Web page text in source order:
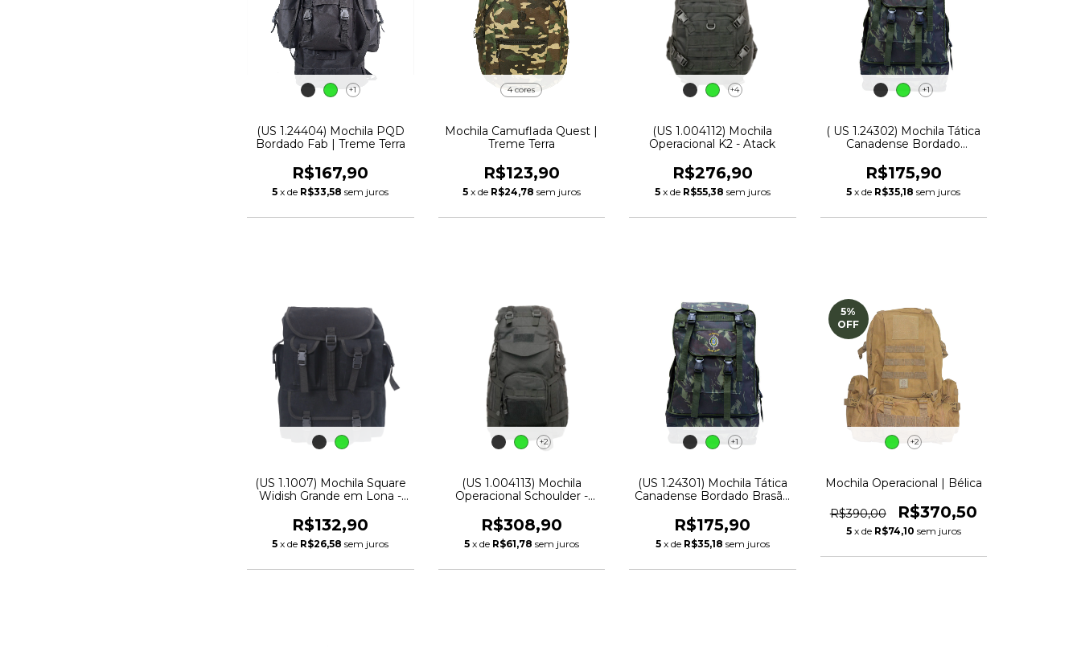
+1
(US 1.24404) Mochila PQD
Bordado Fab | Treme Terra
R$167,90
5 x de R$33,58 sem juros
4 cores
Mochila Camuflada Quest |
Treme Terra
R$123,90
5 x de R$24,78 sem juros
+4
(US 1.004112) Mochila
Operacional K2 - Atack
R$276,90
5 x de R$55,38 sem juros
+1
( US 1.24302) Mochila Tática
Canadense Bordado
R$175,90
5 x de R$35,18 sem juros
(US 1.1007) Mochila Square
Widish Grande em Lona -
R$132,90
5 x de R$26,58 sem juros
+2
(US 1.004113) Mochila
Operacional Schoulder -
R$308,90
5 x de R$61,78 sem juros
+1
(US 1.24301) Mochila Tática
Canadense Bordado Brasão
R$175,90
5 x de R$35,18 sem juros
5%
OFF
+2
Mochila Operacional | Bélica
R$390,00 R$370,50
5 x de R$74,10 sem juros